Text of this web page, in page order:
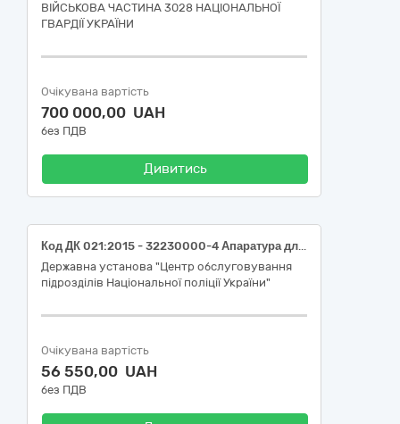
ВІЙСЬКОВА ЧАСТИНА 3028 НАЦІОНАЛЬНОЇ
ГВАРДІЇ УКРАЇНИ
Очікувана вартість
700 000,00 UAH
без ПДВ
Дивитись
Код ДК 021:2015 - 32230000-4 Апаратура для передавання радіосигналу з приймальним пристроєм (PTZ відеокамера Dahua DH-SD6CE445GB-HNR 4МП (3.95–177.75мм) Auto-tracking або еквівалент)
Державна установа "Центр обслуговування
підрозділів Національної поліції України"
Очікувана вартість
56 550,00 UAH
без ПДВ